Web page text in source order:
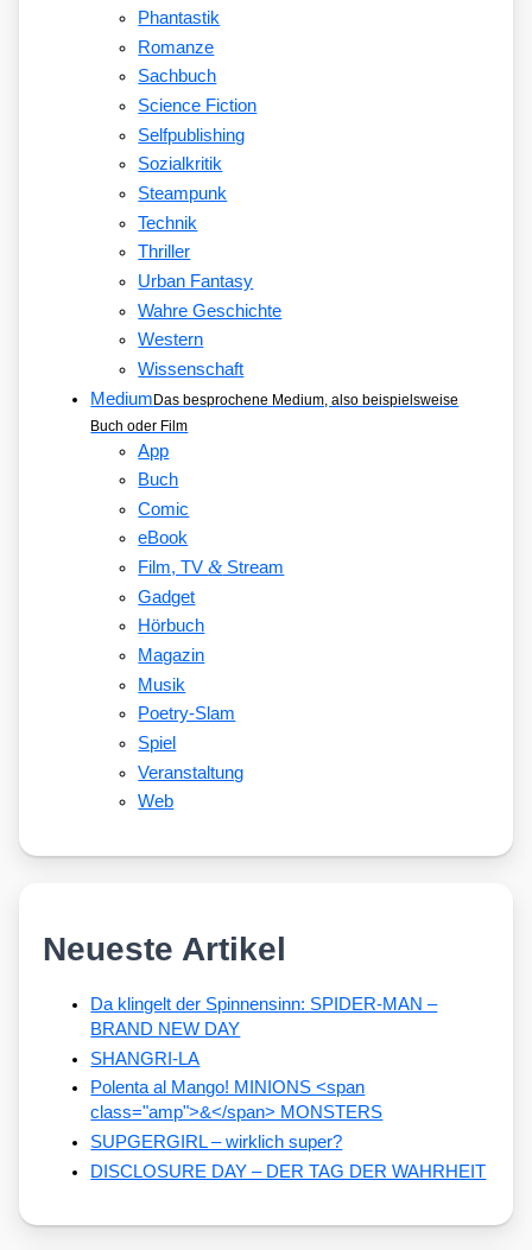
Phantastik
Romanze
Sachbuch
Science Fiction
Selfpublishing
Sozialkritik
Steampunk
Technik
Thriller
Urban Fantasy
Wahre Geschichte
Western
Wissenschaft
MediumDas besprochene Medium, also beispielsweise
Buch oder Film
App
Buch
Comic
eBook
Film, TV&Stream
Gadget
Hörbuch
Magazin
Musik
Poetry-Slam
Spiel
Veranstaltung
Web
Neueste Artikel
Da klingelt der Spinnensinn: SPIDER-MAN –
BRAND NEW DAY
SHANGRI-LA
Polenta al Mango! MINIONS <span
class="amp">&</span> MONSTERS
SUPGERGIRL – wirklich super?
DISCLOSURE DAY – DER TAG DER WAHRHEIT